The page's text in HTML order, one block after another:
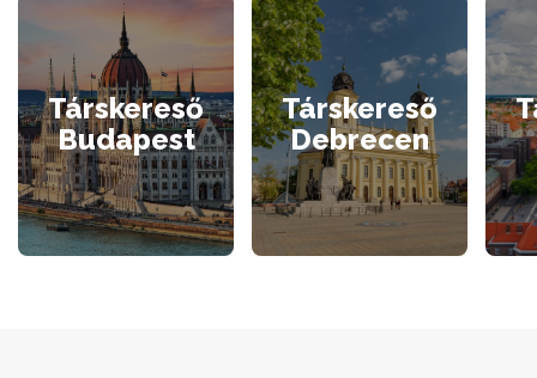
Társkereső
Budapest
Társkereső
Debrecen